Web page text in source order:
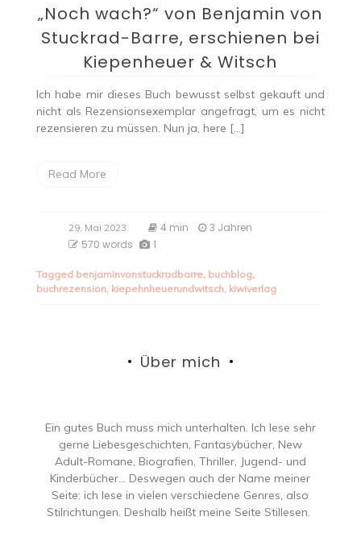
„Noch wach?“ von Benjamin von
Stuckrad-Barre, erschienen bei
Kiepenheuer & Witsch
Ich habe mir dieses Buch bewusst selbst gekauft und
nicht als Rezensionsexemplar angefragt, um es nicht
rezensieren zu müssen. Nun ja, here […]
Read More
29. Mai 2023 4 min
3 Jahren
570 words
1
Tagged benjaminvonstuckradbarre, buchblog,
buchrezension, kiepehnheuerundwitsch, kiwiverlag
Über mich
Ein gutes Buch muss mich unterhalten. Ich lese sehr
gerne Liebesgeschichten, Fantasybücher, New
Adult-Romane, Biografien, Thriller, Jugend- und
Kinderbücher… Deswegen auch der Name meiner
Seite: ich lese in vielen verschiedene Genres, also
Stilrichtungen. Deshalb heißt meine Seite Stillesen.